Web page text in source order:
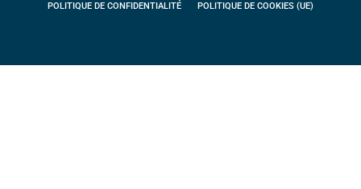
POLITIQUE DE CONFIDENTIALITÉ
POLITIQUE DE COOKIES (UE)